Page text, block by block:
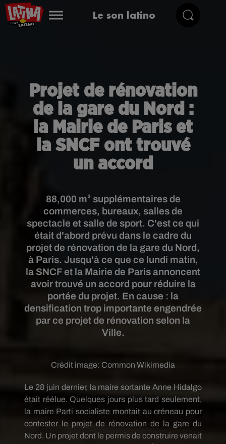
Le son latino
Projet de rénovation
de la gare du Nord :
la Mairie de Paris et
la SNCF ont trouvé
un accord
88,000 m² supplémentaires de
commerces, bureaux, salles de
spectacle et salle de sport. C'est ce qui
était d'abord prévu dans le cadre du
projet de rénovation de la gare du Nord,
à Paris. Jusqu'à ce que ce lundi matin,
la SNCF et la Mairie de Paris annoncent
avoir trouvé un accord pour réduire la
portée du projet. En cause : la
densification trop importante engendrée
par ce projet de rénovation selon la
Ville.
Crédit image: Common Wikimedia
Le 28 juin dernier, la maire sortante Anne Hidalgo
était réélue. Quelques jours plus tard seulement,
la maire Parti socialiste montait au créneau pour
contester le projet de rénovation de la gare du
Nord. Un projet dont le permis de construire venait